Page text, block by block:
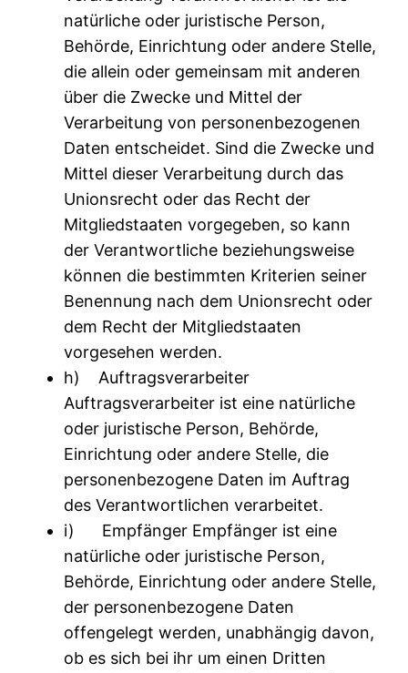
natürliche oder juristische Person,
Behörde, Einrichtung oder andere Stelle,
die allein oder gemeinsam mit anderen
über die Zwecke und Mittel der
Verarbeitung von personenbezogenen
Daten entscheidet. Sind die Zwecke und
Mittel dieser Verarbeitung durch das
Unionsrecht oder das Recht der
Mitgliedstaaten vorgegeben, so kann
der Verantwortliche beziehungsweise
können die bestimmten Kriterien seiner
Benennung nach dem Unionsrecht oder
dem Recht der Mitgliedstaaten
vorgesehen werden.
h) Auftragsverarbeiter
Auftragsverarbeiter ist eine natürliche
oder juristische Person, Behörde,
Einrichtung oder andere Stelle, die
personenbezogene Daten im Auftrag
des Verantwortlichen verarbeitet.
i) Empfänger Empfänger ist eine
natürliche oder juristische Person,
Behörde, Einrichtung oder andere Stelle,
der personenbezogene Daten
offengelegt werden, unabhängig davon,
ob es sich bei ihr um einen Dritten